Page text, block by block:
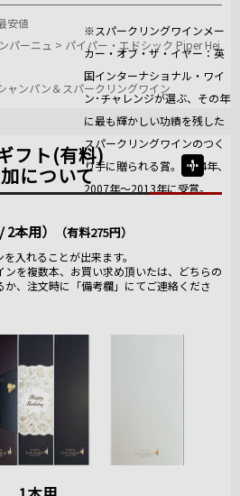
※スパークリングワインメー
カー・オブ・ザ・イヤー：英
国インターナショナル・ワイ
ン･チャレンジが選ぶ、その年
に最も輝かしい功績を残した
スパークリングワインのつく
り手に贈られる賞。2004年、
2007年～2013年に受賞。
安値
パーニュ > パイパー・エドシック Piper Hei
ャンパン＆スパークリングワイン
フト(有料)
について
本用） （有料275円）
入れることが出来ます。
を複数本、お買い求め頂いたは、どちらの
、注文時に「備考欄」にてご連絡くださ